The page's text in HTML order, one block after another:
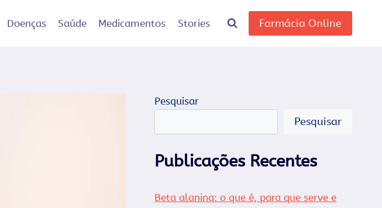
Doenças Saúde Medicamentos Stories Farmácia Online
Pesquisar
Pesquisar
Publicações Recentes
Beta alanina: o que é, para que serve e